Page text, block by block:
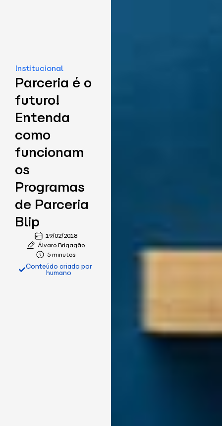
Institucional
Parceria é o
futuro!
Entenda
como
funcionam
os
Programas
de Parceria
Blip
19/02/2018
Álvaro Brigagão
5 minutos
Conteúdo criado por
humano